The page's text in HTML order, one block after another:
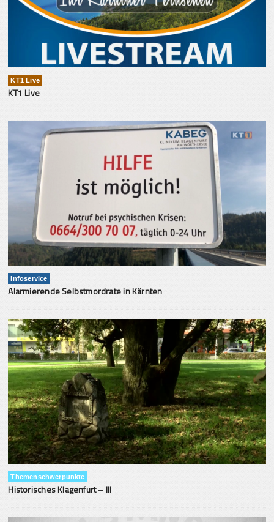
KT1 Live
KT1 Live
Infoservice
Alarmierende Selbstmordrate in Kärnten
Themenschwerpunkte
Historisches Klagenfurt – III